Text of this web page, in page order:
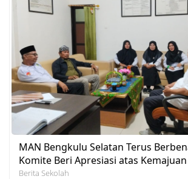
MAN Bengkulu Selatan Terus
Komite Beri Apresiasi atas
Berita Sekolah